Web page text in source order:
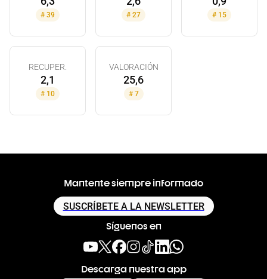
# 39 # 27 # 15
RECUPER.
2,1
# 10
VALORACIÓN
25,6
# 7
Mantente siempre informado
SUSCRÍBETE A LA NEWSLETTER
Síguenos en
Descarga nuestra app